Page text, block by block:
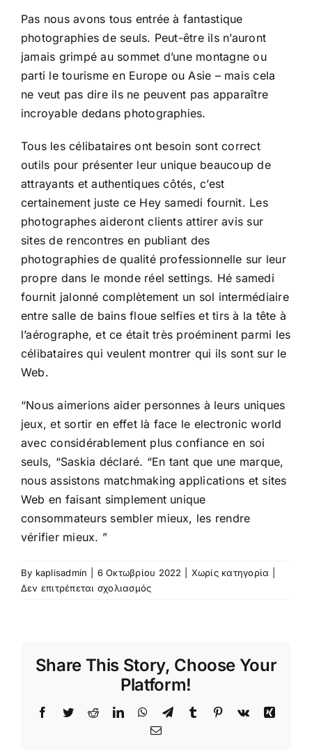
Pas nous avons tous entrée à fantastique
photographies de seuls. Peut-être ils n’auront
jamais grimpé au sommet d’une montagne ou
parti le tourisme en Europe ou Asie – mais cela
ne veut pas dire ils ne peuvent pas apparaître
incroyable dedans photographies.
Tous les célibataires ont besoin sont correct
outils pour présenter leur unique beaucoup de
attrayants et authentiques côtés, c’est
certainement juste ce Hey samedi fournit. Les
photographes aideront clients attirer avis sur
sites de rencontres en publiant des
photographies de qualité professionnelle sur leur
propre dans le monde réel settings. Hé samedi
fournit jalonné complètement un sol intermédiaire
entre salle de bains floue selfies et tirs à la tête à
l’aérographe, et ce était très proéminent parmi les
célibataires qui veulent montrer qui ils sont sur le
Web.
“Nous aimerions aider personnes à leurs uniques
jeux, et sortir en effet là face le electronic world
avec considérablement plus confiance en soi
seuls, “Saskia déclaré. “En tant que une marque,
nous assistons matchmaking applications et sites
Web en faisant simplement unique
consommateurs sembler mieux, les rendre
vérifier mieux. ”
By kaplisadmin 6 Οκτωβρίου 2022 Χωρίς κατηγορία
Δεν επιτρέπεται σχολιασμόςστο
le
Atteindre
Améliorer
confiance
Share This Story, Choose Your
Platform!
Facebook
TwitterRedditLinkedInWhatsApp
TelegramTumblr Pinterest
Vk
Xing
Email